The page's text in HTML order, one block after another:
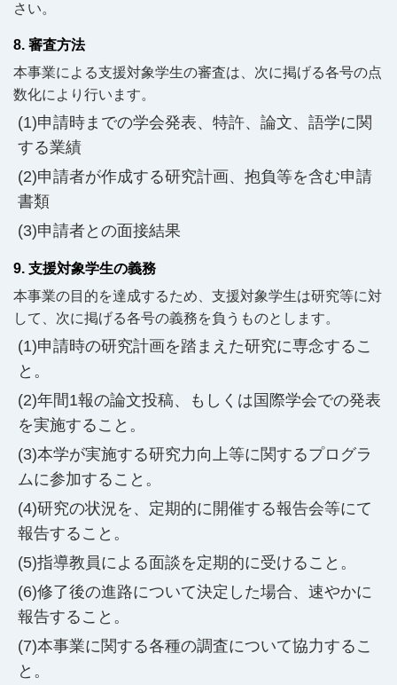
さい。
8. 審査方法
本事業による支援対象学生の審査は、次に掲げる各号の点
数化により行います。
申請時までの学会発表、特許、論文、語学に関
する業績
申請者が作成する研究計画、抱負等を含む申請
書類
申請者との面接結果
9. 支援対象学生の義務
本事業の目的を達成するため、支援対象学生は研究等に対
して、次に掲げる各号の義務を負うものとします。
申請時の研究計画を踏まえた研究に専念するこ
と。
年間1報の論文投稿、もしくは国際学会での発表
を実施すること。
本学が実施する研究力向上等に関するプログラ
ムに参加すること。
研究の状況を、定期的に開催する報告会等にて
報告すること。
指導教員による面談を定期的に受けること。
修了後の進路について決定した場合、速やかに
報告すること。
本事業に関する各種の調査について協力するこ
と。